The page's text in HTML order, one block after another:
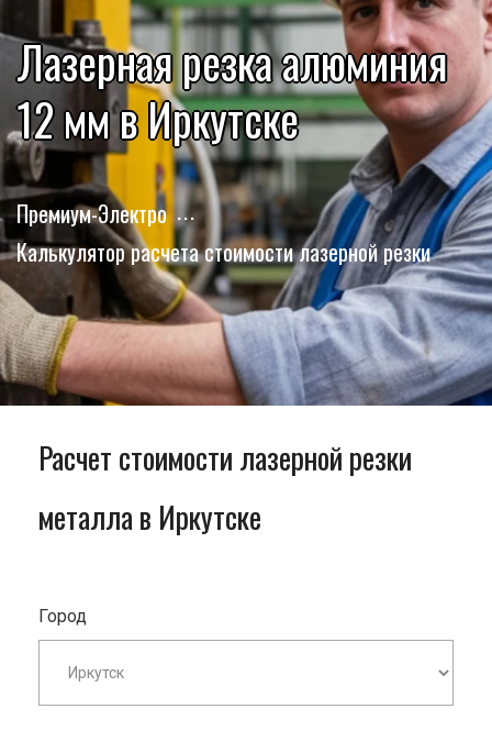
Лазерная резка алюминия
12 мм в Иркутске
Премиум-Электро
Калькулятор расчета стоимости лазерной резки
Расчет стоимости лазерной резки
металла в Иркутске
Город